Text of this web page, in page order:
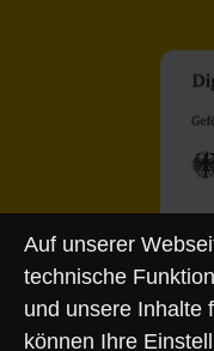
Auf unserer
technische
und unsere Inhalte
können Ihre